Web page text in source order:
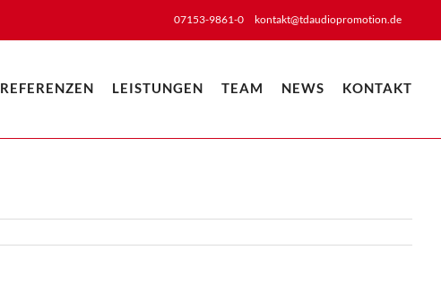
07153-9861-0 kontakt@tdaudiopromotion.de
REFERENZEN LEISTUNGEN TEAM NEWS KONTAKT